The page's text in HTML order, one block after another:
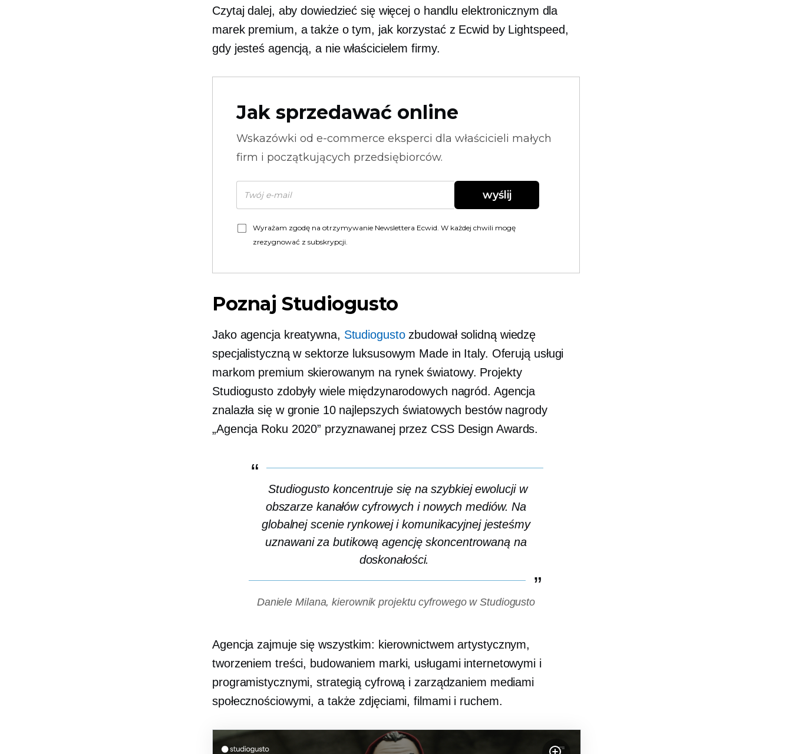
Czytaj dalej, aby dowiedzieć się więcej o handlu elektronicznym dla
marek premium, a także o tym, jak korzystać z Ecwid by Lightspeed,
gdy jesteś agencją, a nie właścicielem firmy.
Jak sprzedawać online
Wskazówki od e-commerce eksperci dla właścicieli małych
firm i początkujących przedsiębiorców.
wyślij
Wyrażam zgodę na otrzymywanie Newslettera Ecwid. W każdej chwili mogę
zrezygnować z subskrypcji.
Poznaj Studiogusto
Jako agencja kreatywna, Studiogustozbudował solidną wiedzę
specjalistyczną w sektorze luksusowym Made in Italy. Oferują usługi
markom premium skierowanym na rynek światowy. Projekty
Studiogusto zdobyły wiele międzynarodowych nagród. Agencja
znalazła się w gronie 10 najlepszych światowych bestów nagrody
„Agencja Roku 2020” przyznawanej przez CSS Design Awards.
Studiogusto koncentruje się na szybkiej ewolucji w
obszarze kanałów cyfrowych i nowych mediów. Na
globalnej scenie rynkowej i komunikacyjnej jesteśmy
uznawani za butikową agencję skoncentrowaną na
doskonałości.
Daniele Milana, kierownik projektu cyfrowego w Studiogusto
Agencja zajmuje się wszystkim: kierownictwem artystycznym,
tworzeniem treści, budowaniem marki, usługami internetowymi i
programistycznymi, strategią cyfrową i zarządzaniem mediami
społecznościowymi, a także zdjęciami, filmami i ruchem.